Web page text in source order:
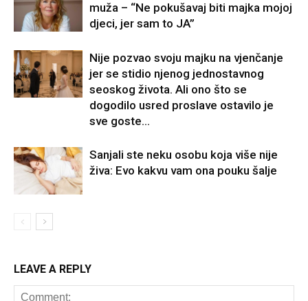
muža – “Ne pokušavaj biti majka mojoj
djeci, jer sam to JA”
Nije pozvao svoju majku na vjenčanje
jer se stidio njenog jednostavnog
seoskog života. Ali ono što se
dogodilo usred proslave ostavilo je
sve goste...
Sanjali ste neku osobu koja više nije
živa: Evo kakvu vam ona pouku šalje
LEAVE A REPLY